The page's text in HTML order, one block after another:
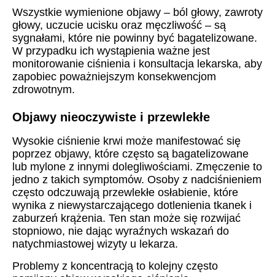
Wszystkie wymienione objawy – ból głowy, zawroty
głowy, uczucie ucisku oraz męczliwość – są
sygnałami, które nie powinny być bagatelizowane.
W przypadku ich wystąpienia ważne jest
monitorowanie ciśnienia i konsultacja lekarska, aby
zapobiec poważniejszym konsekwencjom
zdrowotnym.
Objawy nieoczywiste i przewlekłe
Wysokie ciśnienie krwi może manifestować się
poprzez objawy, które często są bagatelizowane
lub mylone z innymi dolegliwościami. Zmęczenie to
jedno z takich symptomów. Osoby z nadciśnieniem
często odczuwają przewlekłe osłabienie, które
wynika z niewystarczającego dotlenienia tkanek i
zaburzeń krążenia. Ten stan może się rozwijać
stopniowo, nie dając wyraźnych wskazań do
natychmiastowej wizyty u lekarza.
Problemy z koncentracją to kolejny często